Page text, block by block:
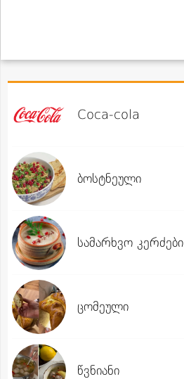
Coca-cola
ბოსტნეული
სამარხვო კერძები
ცომეული
წვნიანი